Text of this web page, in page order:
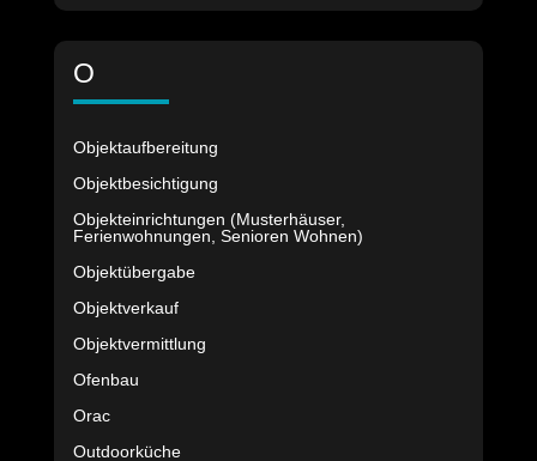
O
Objektaufbereitung
Objektbesichtigung
Objekteinrichtungen (Musterhäuser,
Ferienwohnungen, Senioren Wohnen)
Objektübergabe
Objektverkauf
Objektvermittlung
Ofenbau
Orac
Outdoorküche